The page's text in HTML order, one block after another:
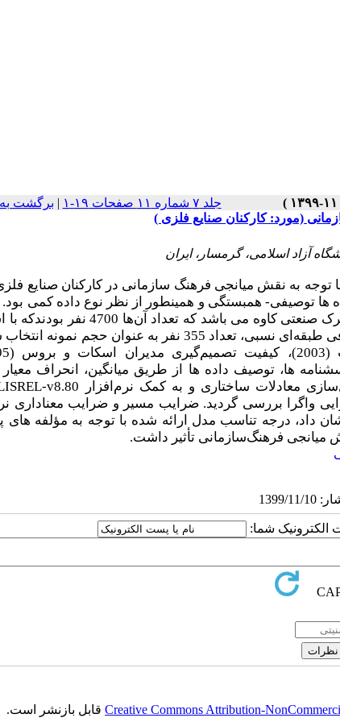
جلد ۷ شماره ۱۱ صفحات ۱۹-۱ | برگشت
(مورد: کارکنان صنایع فلزی )
آزاد اسلامی، گرمسار، ایران
توجه به نقش میانجی فرهنگ سازمانی در کارکنان صنایع
توصیفی- همبستگی و همین­طور از نظر نوع داده کمی بود.
صنعتی کاوه می­ باشد که تعداد آنها 4700 نفر بودند
که با
طبقه
ای نسبی، تعداد 355 نفر به­ عنوان حجم نمونه
کیفیت تصمیمگیری مدیران اسکات و بروس (1995)
­ها، توصیف داده­ ها از
طریق میانگین، انحراف معیار
معادلات ساختاری و به کمک نرم‌افزار v8.80
واگرا بررسی گردید. ضرایب مسیر و ضرایب معناداری
داد، درجه تناسب مدل ارائه شده با توجه به مؤلفه­
میانجی فرهنگ‌سازمانی تأثیر داشت.
الکترونیک شما:
Creative Commons Attribution-قابل بازنشر است.